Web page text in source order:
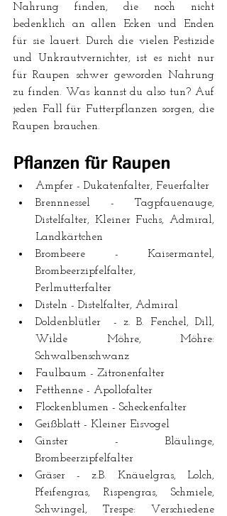
Nahrung finden, die noch nicht
bedenklich an allen Ecken und Enden
für sie lauert. Durch die vielen Pestizide
und Unkrautvernichter, ist es nicht nur
für Raupen schwer geworden Nahrung
zu finden. Was kannst du also tun? Auf
jeden Fall für Futterpflanzen sorgen, die
Raupen brauchen.
Pflanzen für Raupen
Brennnessel - Tagpfauenauge,
Distelfalter, Kleiner Fuchs, Admiral,
Landkärtchen
Brombeere - Kaisermantel,
Brombeerzipfelfalter,
Perlmutterfalter
Disteln - Distelfalter, Admiral
Doldenblütler  - z. B. Fenchel, Dill,
Wilde Möhre, Möhre:
Schwalbenschwanz
Faulbaum - Zitronenfalter
Fetthenne - Apollofalter
Flockenblumen - Scheckenfalter
Geißblatt - Kleiner Eisvogel
Ginster - Bläulinge,
Brombeerzipfelfalter
Gräser - z.B. Knäuelgras, Lolch,
Pfeifengras, Rispengras, Schmiele,
Schwingel, Trespe: Verschiedene